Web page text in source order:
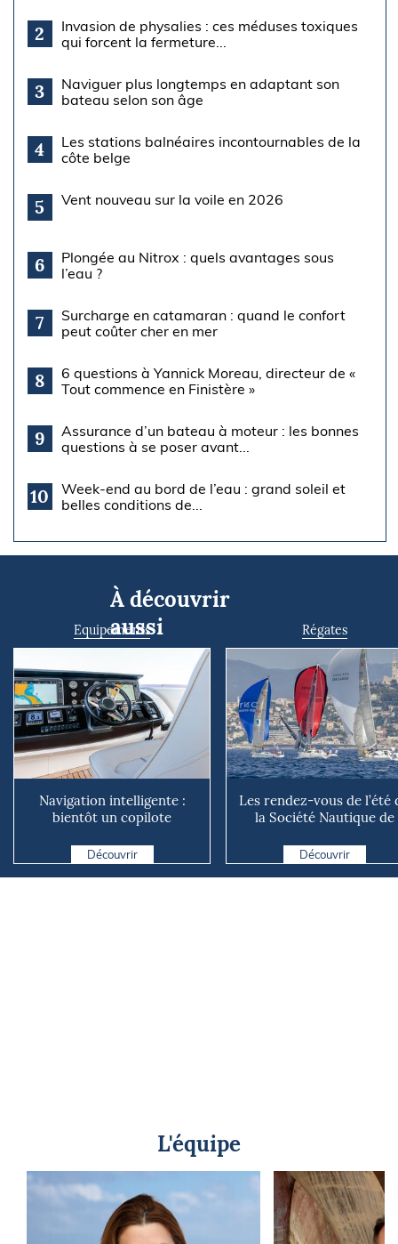
2
Invasion de physalies : ces méduses toxiques
qui forcent la fermeture...
3
Naviguer plus longtemps en adaptant son
bateau selon son âge
4
Les stations balnéaires incontournables de la
côte belge
5 Vent nouveau sur la voile en 2026
6
Plongée au Nitrox : quels avantages sous
l’eau ?
7
Surcharge en catamaran : quand le confort
peut coûter cher en mer
8
6 questions à Yannick Moreau, directeur de «
Tout commence en Finistère »
9
Assurance d’un bateau à moteur : les bonnes
questions à se poser avant...
10
Week-end au bord de l’eau : grand soleil et
belles conditions de...
À découvrir
aussi
Equipements
Navigation intelligente :
bientôt un copilote
Découvrir
Régates
Les rendez-vous de l’été
la Société Nautique de
Découvrir
L'équipe